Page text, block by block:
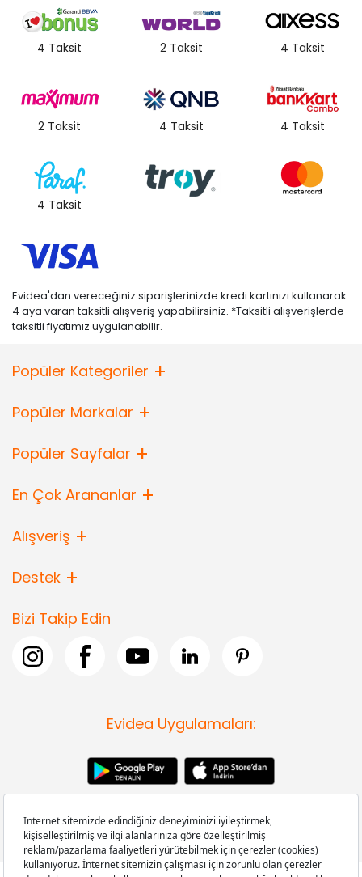
4 Taksit 2 Taksit 4 Taksit
2 Taksit 4 Taksit 4 Taksit
4 Taksit
Evidea'dan vereceğiniz siparişlerinizde kredi kartınızı kullanarak
4 aya varan taksitli alışveriş yapabilirsiniz. *Taksitli alışverişlerde
taksitli fiyatımız uygulanabilir.
Popüler Kategoriler
Popüler Markalar
Popüler Sayfalar
En Çok Arananlar
Alışveriş
Destek
Bizi Takip Edin
Evidea Uygulamaları: